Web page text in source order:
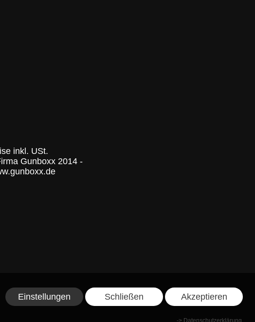
Einstellungen Schließen Akzeptieren
inkl. USt.
Gunboxx 2014 -
-> Datenschutzerklärung